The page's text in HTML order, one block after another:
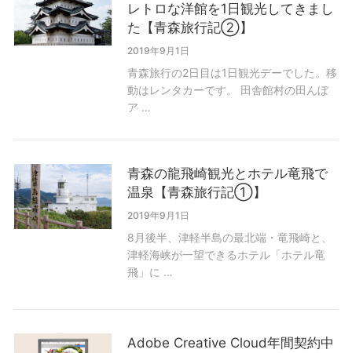
レトロな洋館を1日観光してきまし
た【青森旅行記②】
2019年9月1日
青森旅行の2日目は1日観光デーでした。移
動はレンタカーです。 田舎館村の田んぼ
ア …
青森の龍飛崎観光とホテル竜飛で
温泉【青森旅行記①】
2019年9月1日
8月後半、津軽半島の最北端・竜飛崎と、
津軽海峡が一望できるホテル「ホテル竜
飛」に …
Adobe Creative Cloud年間契約中